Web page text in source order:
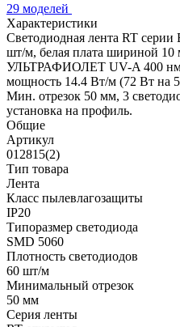
29 моделей
Характеристики
Светодиодная лента RT
шт/м, белая плата шириной 10
УЛЬТРАФИОЛЕТ UV-A 400 нм,
мощность 14.4 Вт/м (72 Вт на
Мин. отрезок 50 мм, 3
установка на профиль.
Общие
Артикул
012815(2)
Тип товара
Лента
Класс пылевлагозащиты
IP20
Типоразмер светодиода
SMD 5060
Плотность светодиодов
60 шт/м
Минимальный отрезок
50 мм
Серия ленты